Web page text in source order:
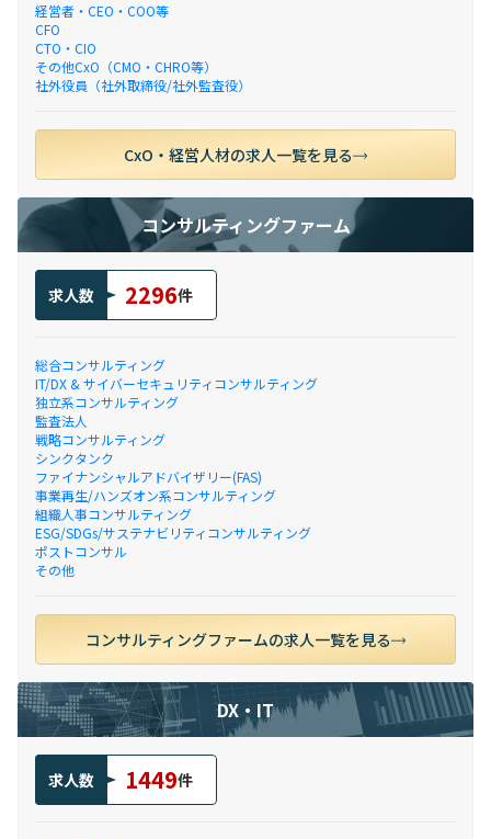
経営者・CEO・COO等
CFO
CTO・CIO
その他CxO（CMO・CHRO等）
社外役員（社外取締役/社外監査役）
CxO・経営人材の求人一覧を見る
コンサルティングファーム
求人数 2296件
総合コンサルティング
IT/DX & サイバーセキュリティコンサルティング
独立系コンサルティング
監査法人
戦略コンサルティング
シンクタンク
ファイナンシャルアドバイザリー(FAS)
事業再生/ハンズオン系コンサルティング
組織人事コンサルティング
ESG/SDGs/サステナビリティコンサルティング
ポストコンサル
その他
コンサルティングファームの求人一覧を見る
DX・IT
求人数 1449件